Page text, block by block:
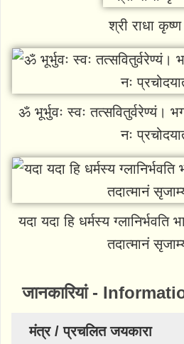
श्री राधा कृष्ण
ॐ भूर्भुवः स्वः तत्सवितुर्वरेण्यं।
नः
यदा यदा हि धर्मस्य ग्लानिर्भवति
तदात्मानं
जानकारियां -
मंत्र / प्रचलित जयकारा